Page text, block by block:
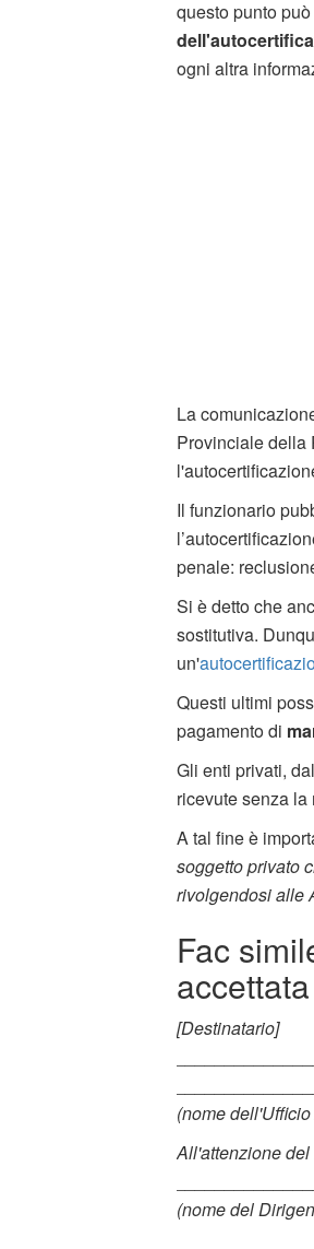
questo punto
ogni altra
La
Provinciale della
Il funzionario
penale:
Si è detto che
sostitutiva.
un'
Questi ultimi
pagamento di
Gli enti privati,
ricevute senza
A tal fine è
soggetto privato
rivolgendosi alle
Fac
accettata
[Destinatario]
(nome
All'attenzione
(nome del